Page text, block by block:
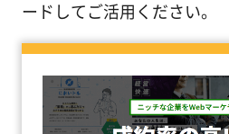
ードしてご活用ください。